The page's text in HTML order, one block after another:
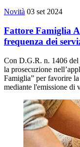
Novità 03 set 2024
Fattore Famiglia
frequenza dei
Con D.G.R. n. 1406 del
la prosecuzione
Famiglia” per favorire
mediante l'emissione di